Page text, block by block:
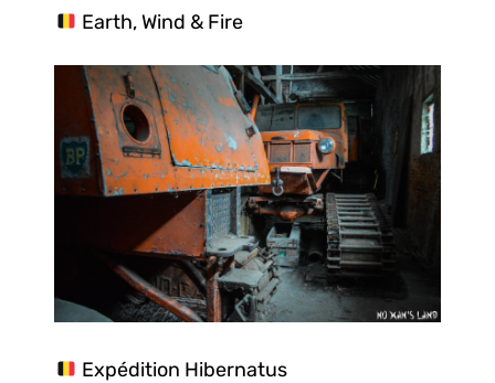
Earth, Wind & Fire
Expédition Hibernatus